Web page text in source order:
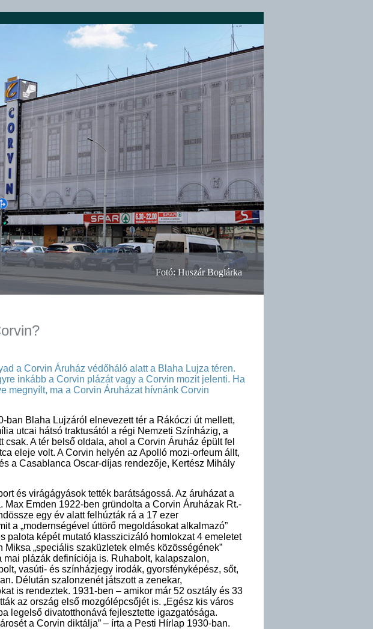
Fotó: Huszár Boglárka
a Corvin Áruház védőháló alatt a Blaha Lujza téren.
inkább a Corvin plázát vagy a Corvin mozit jelenti. Ha
megnyílt, ma a Corvin Áruházat hívnánk Corvin
ban Blaha Lujzáról elnevezett tér a Rákóczi út mellett,
utcai hátsó traktusától a régi Nemzeti Színházig, a
A tér belső oldala, ahol a Corvin Áruház épült fel
eleje volt. A Corvin helyén az Apolló mozi-orfeum állt,
a Casablanca Oscar-díjas rendezője, Kertész Mihály
és virágágyások tették barátságossá. Az áruházat a
Max Emden 1922-ben gründolta a Corvin Áruházak Rt.-
egy év alatt felhúzták rá a 17 ezer
a „modernségével úttörő megoldásokat alkalmazó”
palota képét mutató klasszicizáló homlokzat 4 emeletet
„speciális szaküzletek elmés közösségének”
plázák definíciója is. Ruhabolt, kalapszalon,
vasúti- és színházjegy irodák, gyorsfényképész, sőt,
Délután szalonzenét játszott a zenekar,
is rendeztek. 1931-ben – amikor már 52 osztály és 33
az ország első mozgólépcsőjét is. „Egész kis város
legelső divatotthonává fejlesztette igazgatósága.
a Corvin diktálja” – írta a Pesti Hírlap 1930-ban.